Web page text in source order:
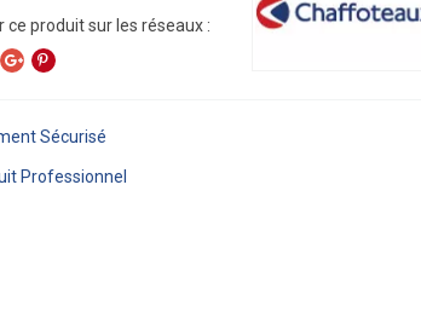
Sécurisé
Professionnel